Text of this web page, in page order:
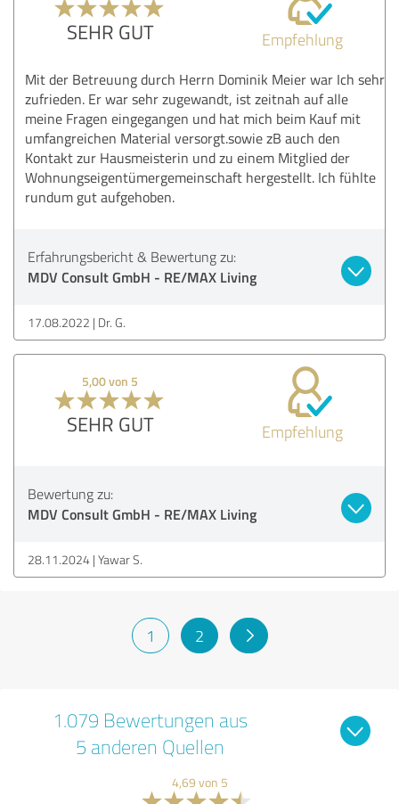
SEHR GUT Empfehlung
Mit der Betreuung durch Herrn Dominik Meier war Ich sehr
zufrieden. Er war sehr zugewandt, ist zeitnah auf alle
meine Fragen eingegangen und hat mich beim Kauf mit
umfangreichen Material versorgt.sowie zB auch den
Kontakt zur Hausmeisterin und zu einem Mitglied der
Wohnungseigentümergemeinschaft hergestellt. Ich fühlte
rundum gut aufgehoben.
Erfahrungsbericht & Bewertung zu:
MDV Consult GmbH - RE/MAX Living
17.08.2022 Dr. G.
5,00 von 5
SEHR GUT Empfehlung
Bewertung zu:
MDV Consult GmbH - RE/MAX Living
28.11.2024 Yawar S.
1 2
1.079 Bewertungen aus
5 anderen Quellen
4,69 von 5